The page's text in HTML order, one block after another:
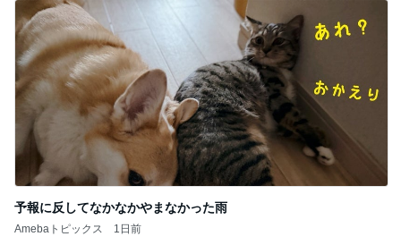
予報に反してなかなかやまなかった雨
Amebaトピックス 1日前